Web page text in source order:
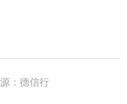
：德信行